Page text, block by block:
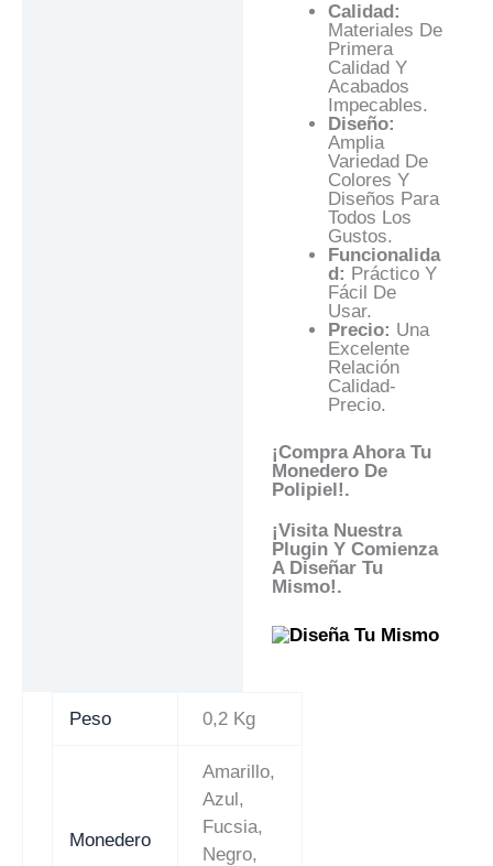
Calidad:
Materiales De
Primera
Calidad Y
Acabados
Impecables.
Diseño:
Amplia
Variedad De
Colores Y
Diseños Para
Todos Los
Gustos.
Funcionalida
D: Práctico Y
Fácil De
Usar.
Precio: Una
Excelente
Relación
Calidad-
Precio.
¡Compra Ahora Tu
Monedero De
Polipiel!.
¡Visita Nuestra
Plugin Y Comienza
A Diseñar Tu
Mismo!.
Peso 0,2 Kg
Monedero
Amarillo,
Azul,
Fucsia,
Negro,